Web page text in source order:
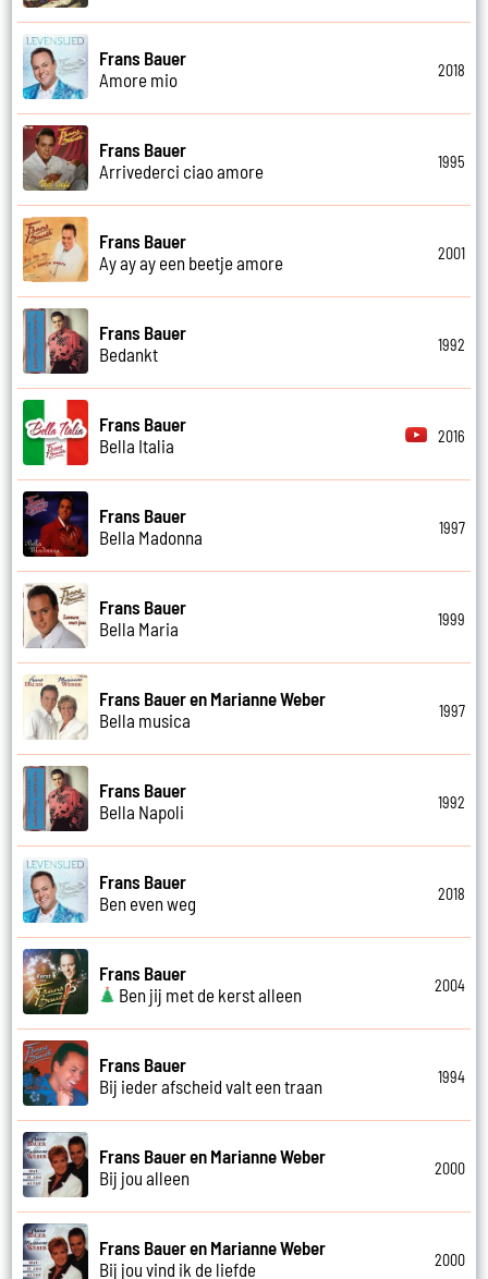
Frans Bauer
Amore mio
2018
Frans Bauer
Arrivederci ciao amore
1995
Frans Bauer
Ay ay ay een beetje amore
2001
Frans Bauer
Bedankt
1992
Frans Bauer
Bella Italia
2016
Frans Bauer
Bella Madonna
1997
Frans Bauer
Bella Maria
1999
Frans Bauer en Marianne Weber
Bella musica
1997
Frans Bauer
Bella Napoli
1992
Frans Bauer
Ben even weg
2018
Frans Bauer
Ben jij met de kerst alleen
2004
Frans Bauer
Bij ieder afscheid valt een traan
1994
Frans Bauer en Marianne Weber
Bij jou alleen
2000
Frans Bauer en Marianne Weber
Bij jou vind ik de liefde
2000